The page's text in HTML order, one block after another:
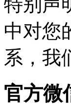
中对您
系，我
官方微